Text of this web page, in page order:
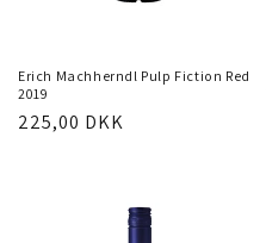
Erich Machherndl Pulp Fiction Red
2019
Normalpris
225,00 DKK